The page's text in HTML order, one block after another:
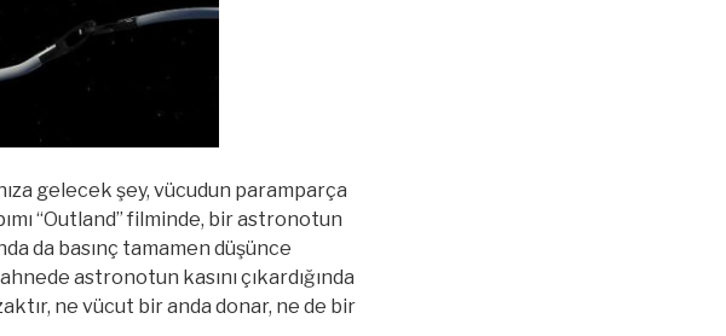
gelecek şey, vücudun paramparça
“Outland” filminde, bir astronotun
da basınç tamamen düşünce
astronotun kasını çıkardığında
ne vücut bir anda donar, ne de bir